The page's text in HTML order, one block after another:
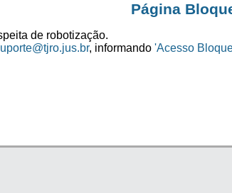
Página
de robotização.
, informando 'Acesso